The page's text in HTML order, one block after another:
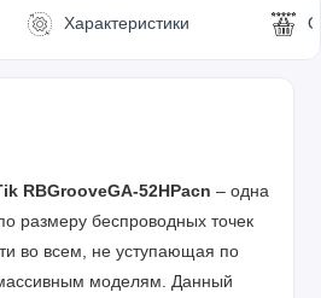
Характеристики
RBGrooveGA-52HPacn – одна
размеру беспроводных точек
во всем, не уступающая по
моделям. Данный